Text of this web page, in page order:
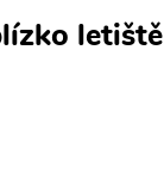
letiště